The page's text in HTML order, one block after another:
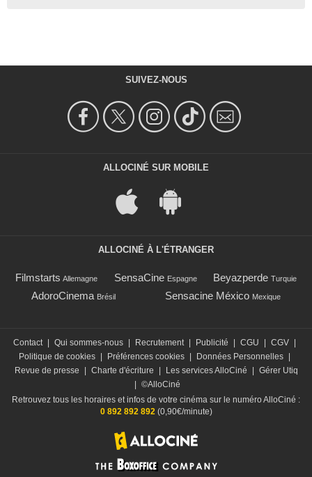
SUIVEZ-NOUS
ALLOCINÉ SUR MOBILE
ALLOCINÉ À L'ÉTRANGER
Filmstarts Allemagne SensaCine Espagne Beyazperde Turquie
AdoroCinema Brésil Sensacine México Mexique
Contact | Qui sommes-nous | Recrutement | Publicité | CGU | CGV |
Politique de cookies | Préférences cookies | Données Personnelles |
Revue de presse
| Charte d'écriture | Les services AlloCiné | Gérer Utiq
| ©AlloCiné
Retrouvez tous les horaires et infos de votre cinéma sur le numéro AlloCiné :
0 892 892 892(0,90€/minute)